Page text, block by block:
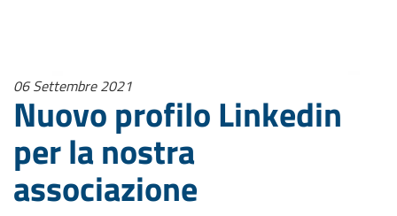
06 Settembre 2021
Nuovo profilo Linkedin
per la nostra
associazione